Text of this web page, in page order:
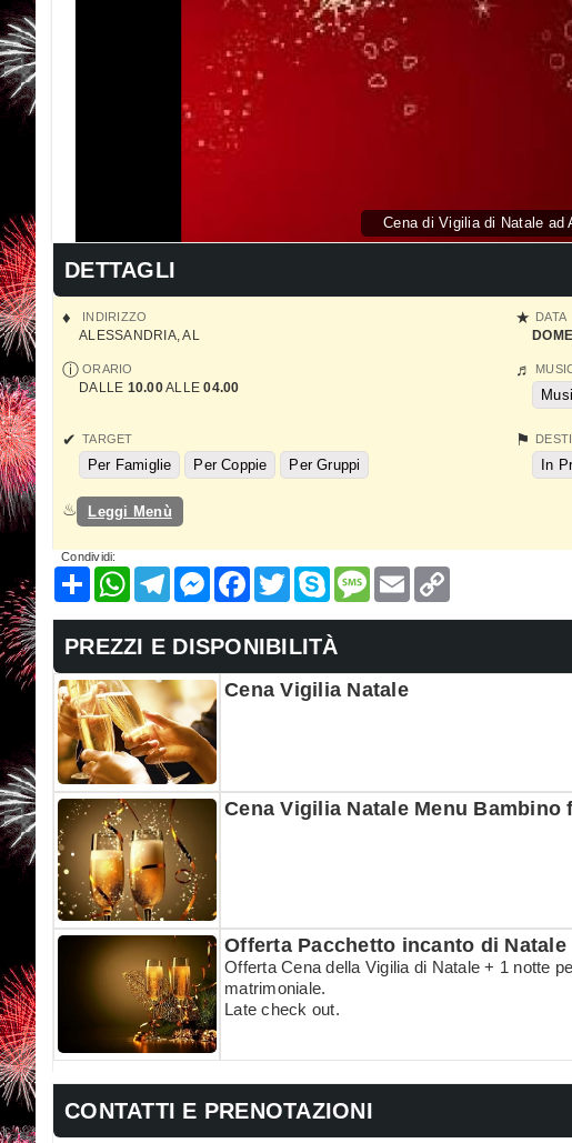
Cena di Vigilia di Natale ad
DETTAGLI
INDIRIZZO
ALESSANDRIA,AL
DATA
ORARIO
DALLE 10.00ALLE04.00
TARGET
Per Famiglie Per Coppie Per Gruppi In
Leggi Menù
Condividi:
CondividiWhatsAppTelegramMessenger
Facebook
TwitterSkypeMessage
Email
PREZZI E DISPONIBILITÀ
Cena Vigilia Natale
Cena Vigilia Natale Menu Bambino
Offerta Pacchetto incanto di Natale
Offerta Cena della Vigilia di Natale + 1 notte
matrimoniale.
Late check out.
CONTATTI E PRENOTAZIONI